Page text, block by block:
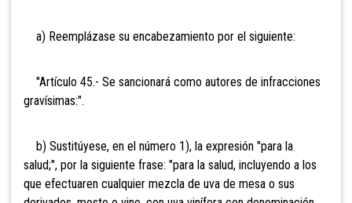
a) Reemplázase su encabezamiento por el siguiente:
"Artículo 45.- Se sancionará como autores de infracciones
gravísimas:".
b) Sustitúyese, en el número 1), la expresión "para la
salud;", por la siguiente frase: "para la salud, incluyendo a los
que efectuaren cualquier mezcla de uva de mesa o sus